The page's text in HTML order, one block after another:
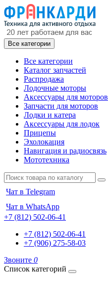
Все категории
Все категории
Каталог запчастей
Распродажа
Лодочные моторы
Аксессуары для моторов
Запчасти для моторов
Лодки и катера
Аксессуары для лодок
Прицепы
Эхолокация
Навигация и радиосвязь
Мототехника
Чат в Telegram
Чат в WhatsApp
+7 (812) 502-06-41
+7 (812) 502-06-41
+7 (906) 275-58-03
Звоните 0
Список категорий